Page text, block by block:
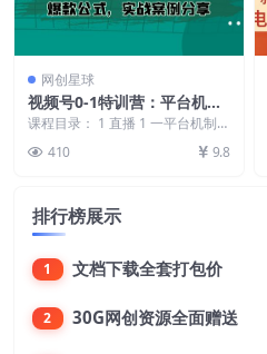
网创星球
视频号0-1特训营：平台机
制、拍摄剪辑、内容创作、爆
课程目录： 1 直播 1 一平台机制-
分配机制. ...
410 9.8
排行榜展示
1 文档下载全套打包价
2 30G网创资源全面赠送